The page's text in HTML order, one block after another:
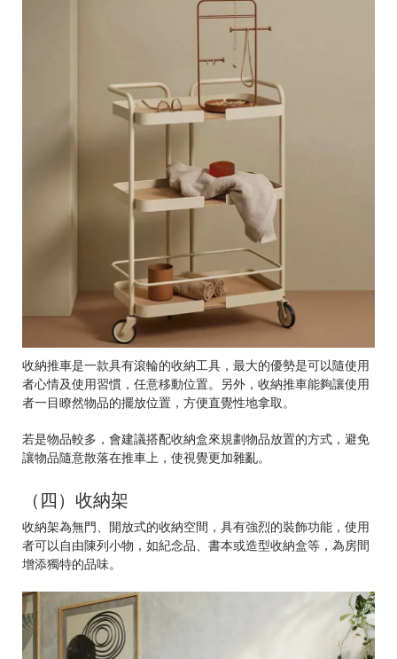
收納推車是一款具有滾輪的收納工具，最大的優勢是可以隨使用
者心情及使用習慣，任意移動位置。另外，收納推車能夠讓使用
者一目瞭然物品的擺放位置，方便直覺性地拿取。
若是物品較多，會建議搭配收納盒來規劃物品放置的方式，避免
讓物品隨意散落在推車上，使視覺更加雜亂。
（四）收納架
收納架為無門、開放式的收納空間，具有強烈的裝飾功能，使用
者可以自由陳列小物，如紀念品、書本或造型收納盒等，為房間
增添獨特的品味。